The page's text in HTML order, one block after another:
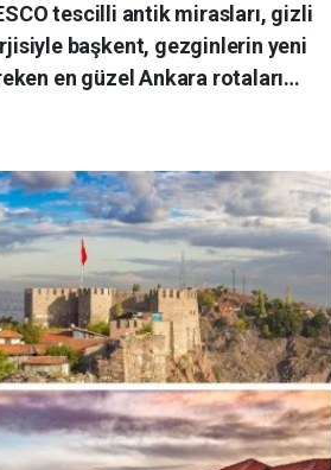
tescilli antik mirasları, gizli
başkent, gezginlerin yeni
en güzel Ankara rotaları…